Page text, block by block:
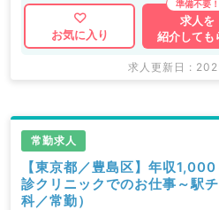
お気に入り
求人を
紹介しても
求人更新日 :
常勤求人
【東京都／豊島区】年収
診クリニックでのお仕事～駅
科／常勤）